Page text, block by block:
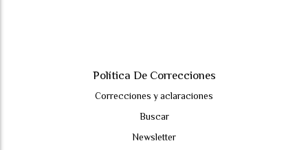
Política De Correcciones
Correcciones y aclaraciones
Buscar
Newsletter